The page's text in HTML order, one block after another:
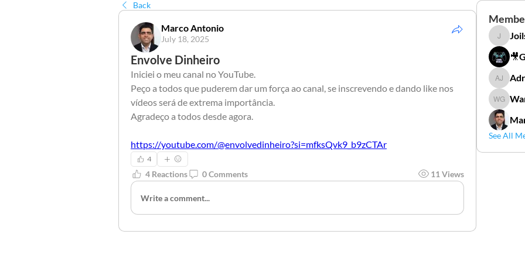
Back
Marco Antonio
July 18, 2025
Envolve Dinheiro
Iniciei o meu canal no YouTube.
Peço a todos que puderem dar um força ao canal, se inscrevendo e dando like nos
vídeos será de extrema importância.
Agradeço a todos desde agora.
https://youtube.com/@envolvedinheiro?si=mfksQvk9_b9zCTAr
4
4 Reactions 0 Comments 11 Views
Write a comment...
Joilson
See All